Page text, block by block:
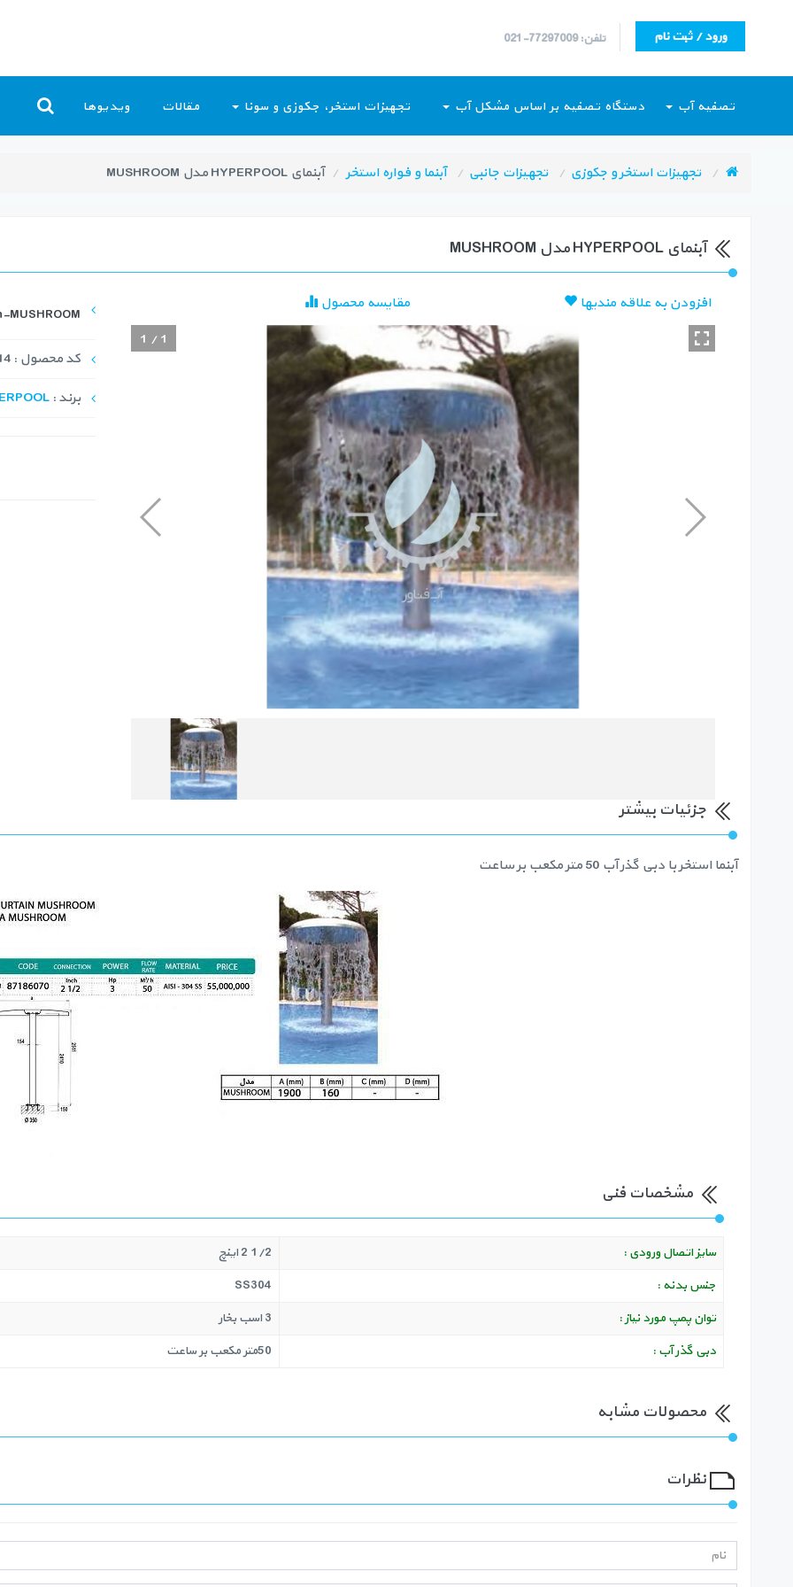
تلفن: 77297009-021 ورود / ثبت نام
تصفیه آب دستگاه تصفیه بر اساس مشکل آب تجهیزات استخر، جکوزی و سونا مقالات ویدیوها
تجهیزات استخر و جکوزی تجهیزات جانبی آبنما و فواره استخر آبنمای HYPERPOOL مدل MUSHROOM
آبنمای HYPERPOOL مدل MUSHROOM
افزودن به علاقه مندیها
مقایسه محصول
1 /1
MUSHROOM
کد محصول : SWC-1014
برند :
جزئیات بیشتر
آبنما استخر با دبی گذر آب 50 متر مکعب بر ساعت
مشخصات فنی
سایز اتصال ورودی :
1/2 2 اینچ
جنس بدنه :
SS304
توان پمپ مورد نیاز :
3 اسب بخار
دبی گذر آب :
50متر مکعب بر ساعت
محصولات مشابه
نظرات